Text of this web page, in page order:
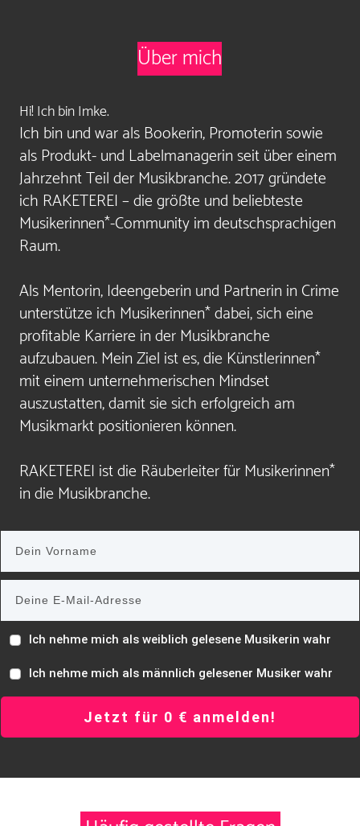
Über mich
Hi! Ich bin Imke.
Ich bin und war als Bookerin, Promoterin sowie
als Produkt- und Labelmanagerin seit über einem
Jahrzehnt Teil der Musikbranche. 2017 gründete
ich RAKETEREI – die größte und beliebteste
Musikerinnen*-Community im deutschsprachigen
Raum.
Als Mentorin, Ideengeberin und Partnerin in Crime
unterstütze ich Musikerinnen* dabei, sich eine
profitable Karriere in der Musikbranche
aufzubauen. Mein Ziel ist es, die Künstlerinnen*
mit einem unternehmerischen Mindset
auszustatten, damit sie sich erfolgreich am
Musikmarkt positionieren können.
RAKETEREI ist die Räuberleiter für Musikerinnen*
in die Musikbranche.
Ich nehme mich als weiblich gelesene Musikerin wahr
Ich nehme mich als männlich gelesener Musiker wahr
Jetzt für 0 € anmelden!